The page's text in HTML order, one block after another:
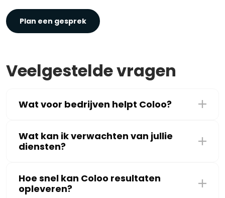
Plan een gesprek
Veelgestelde vragen
Wat voor bedrijven helpt Coloo?
Wat kan ik verwachten van jullie
diensten?
Hoe snel kan Coloo resultaten
opleveren?